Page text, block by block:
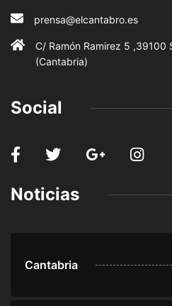
prensa@elcantabro.es
C/ Ramón Ramirez 5 ,39100
(Cantabria)
Social
Noticias
Cantabria